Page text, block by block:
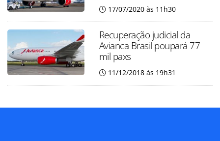
17/07/2020 às 11h30
Recuperação judicial da
Avianca Brasil poupará 77
mil paxs
11/12/2018 às 19h31